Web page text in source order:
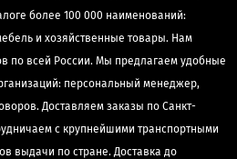
более 100 000 наименований:
и хозяйственные товары. Нам
по всей России. Мы предлагаем удобные
персональный менеджер,
Доставляем заказы по Санкт-
с крупнейшими транспортными
выдачи по стране. Доставка до